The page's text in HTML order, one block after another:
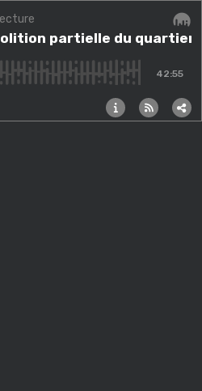
& démolition partielle du quartier
partielle du quartier
42:55